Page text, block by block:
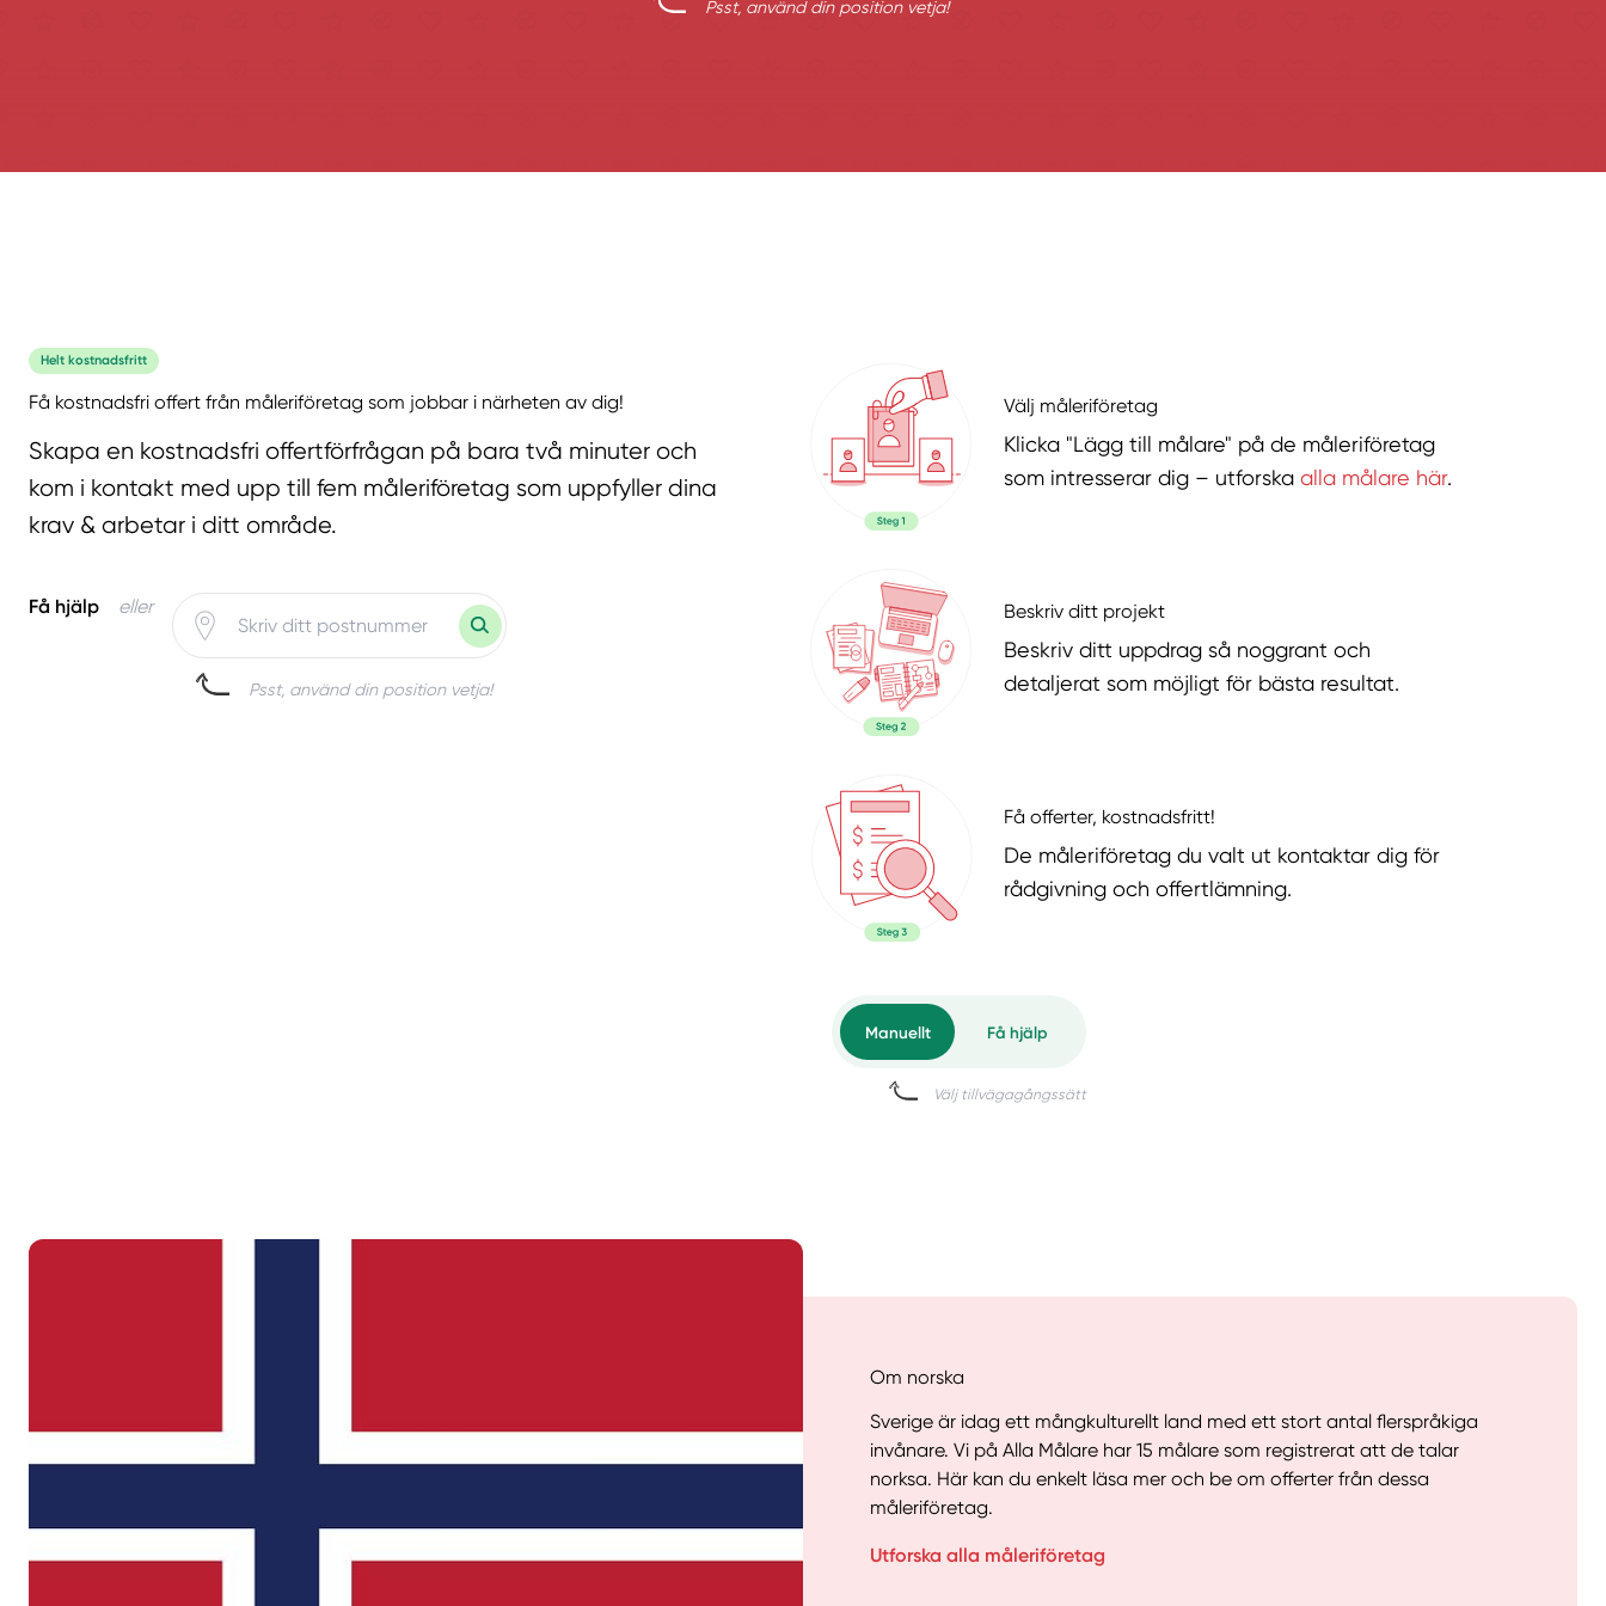
Psst, använd din position vetja!
Helt kostnadsfritt
Få kostnadsfri offert från måleriföretag som jobbar i närheten av dig!
Skapa en kostnadsfri offertförfrågan på bara två minuter och
kom i kontakt med upp till fem måleriföretag som uppfyller dina
krav & arbetar i ditt område.
Få hjälp eller
Psst, använd din position vetja!
Välj måleriföretag
Klicka "Lägg till målare" på de måleriföretag
som intresserar dig – utforska alla målare här.
Beskriv ditt projekt
Beskriv ditt uppdrag så noggrant och
detaljerat som möjligt för bästa resultat.
Få offerter, kostnadsfritt!
De måleriföretag du valt ut kontaktar dig för
rådgivning och offertlämning.
Om norska
Sverige är idag ett mångkulturellt land med ett stort antal flerspråkiga
invånare. Vi på Alla Målare har 15 målare som registrerat att de talar
norksa. Här kan du enkelt läsa mer och be om offerter från dessa
måleriföretag.
Utforska alla måleriföretag